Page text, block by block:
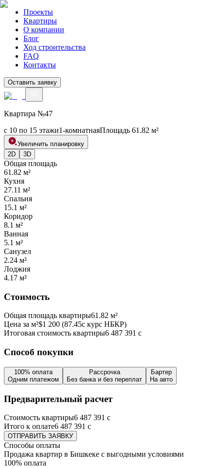
Проекты
Квартиры
О компании
Блог
Ход строительства
FAQ
Контакты
Оставить заявку
Квартира №47
с 10 по 15 этажи1-комнатнаяПлощадь 61.82 м²
Увеличить планировку
2D
3D
Общая площадь
61.82 м²
Кухня
27.11 м²
Спальня
15.1 м²
Коридор
8.1 м²
Ванная
5.1 м²
Санузел
2.24 м²
Лоджия
4.17 м²
Стоимость
Общая площадь квартиры61.82 м²
Цена за м²$1 200 (87.45с курс НБКР)
Итоговая стоимость квартиры6 487 391 с
Способ покупки
100% оплата
Одним платежом
Рассрочка
Без банка и без переплат
Бартер
На авто
Предварительный расчет
Стоимость квартиры6 487 391 с
Итого к оплате6 487 391 с
ОТПРАВИТЬ ЗАЯВКУ
Способы оплаты
Продажа квартир в Бишкеке с выгодными условиями
100% оплата